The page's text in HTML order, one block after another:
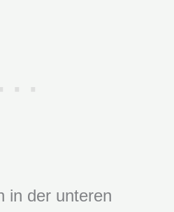
in der unteren